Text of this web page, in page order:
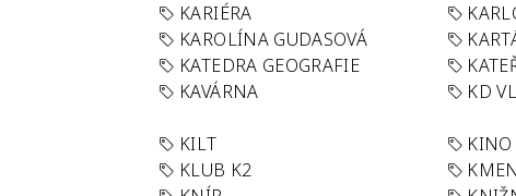
KARIÉRA
KAROLÍNA GUDASOVÁ
KATEDRA GEOGRAFIE
KAVÁRNA
KD
KILT KINO
KLUB K2